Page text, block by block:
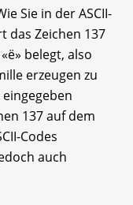
Sie in der ASCII-
das Zeichen 137
belegt, also
erzeugen zu
137 auf dem
Codes
auch